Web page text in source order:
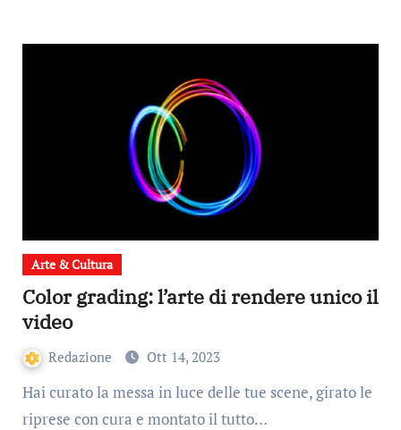
Arte & Cultura
Color grading: l’arte di rendere unico il
video
Redazione Ott 14, 2023
Hai curato la messa in luce delle tue scene, girato le
riprese con cura e montato il tutto…